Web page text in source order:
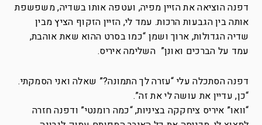
דפנה הוציאה את הזיין מפיה, ועטפה אותו בשדיה, משפשפת
אותה בין הגבעות הרכות. עמד לי, הזיין הזקוף הציץ מבין
שדיה הגדולות, ארוך ושמן “כמו בסרט ההוא שאת אוהבת,
עמד על הברכים ואונן” השלימה איריס.
דפנה הסתכלה עלי “עזרה לך התמונה?” שאלה ואני הסמקתי.
“כן, עדיין את עושה לי את זה”.
“וואו” איריס ציחקקה בציניות, “כמה רומנטי” ודפנה חזרה